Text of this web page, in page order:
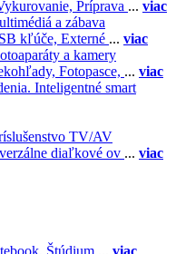
Príprava ... viac
a zábava
kľúče, Externé ... viac
a kamery
Fotopasce, ... viac
Inteligentné smart
TV/AV
diaľkové ov ... viac
Štúdium ... viac